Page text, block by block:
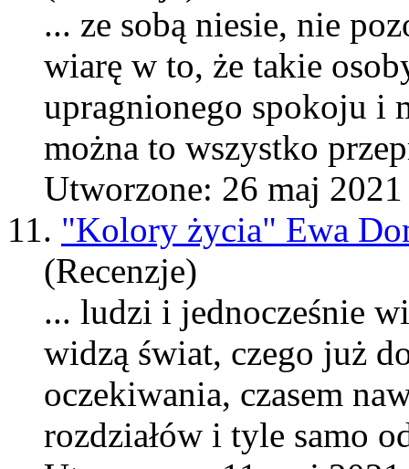
... ze sobą niesie, nie
wiarę w to, że takie
upragnionego spokoju i
można to wszystko
Utworzone: 26 maj 2021
11. "Kolory życia" Ewa
(Recenzje)
... ludzi i jednocześnie
widzą świat, czego już
oczekiwania, czasem
rozdziałów i tyle samo